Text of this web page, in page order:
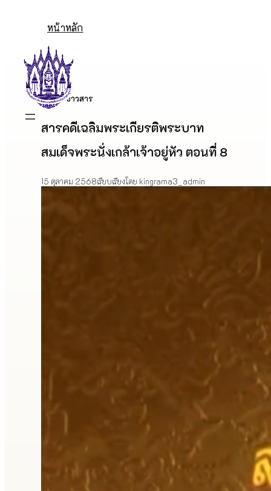
หน้าหลัก
ข่าวสาร
สารคดีเฉลิมพระเกียรติพระบาท
สมเด็จพระนั่งเกล้าเจ้าอยู่หัว ตอนที่ 8
15 ตุลาคม 2568เรียบเรียงโดย kingrama3_admin